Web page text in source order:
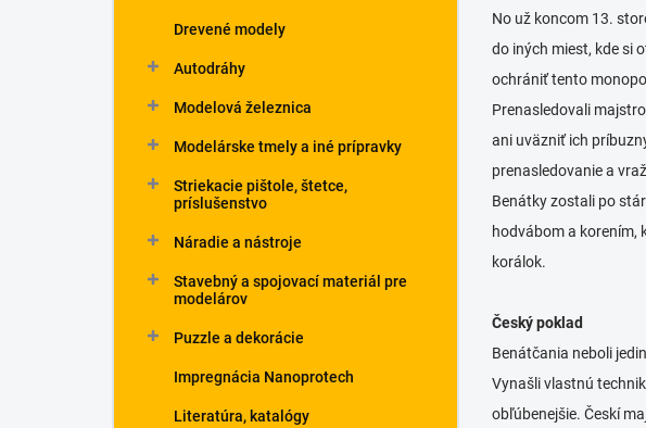
Drevené modely
Autodráhy
Modelová železnica
Modelárske tmely a iné prípravky
Striekacie pištole, štetce,
príslušenstvo
Náradie a nástroje
Stavebný a spojovací materiál pre
modelárov
Puzzle a dekorácie
Impregnácia Nanoprotech
Literatúra, katalógy
No už koncom 13.
do iných miest, kde si
ochrániť tento
Prenasledovali
ani uväzniť ich
prenasledovanie a
Benátky zostali po
hodvábom a korením,
korálok.
Český poklad
Benátčania neboli
Vynašli vlastnú
obľúbenejšie. Českí